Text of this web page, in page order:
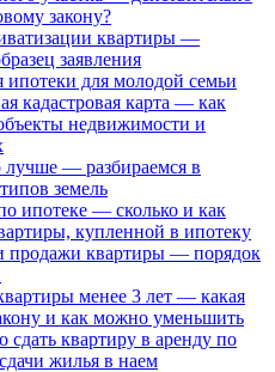
закону?
квартиры —
заявления
ипотеки для молодой семьи
кадастровая карта — как
недвижимости и
— разбираемся в
земель
ипотеке — сколько и как
купленной в ипотеку
продажи квартиры — порядок
менее 3 лет — какая
и как можно уменьшить
сдать квартиру в аренду по
жилья в наем